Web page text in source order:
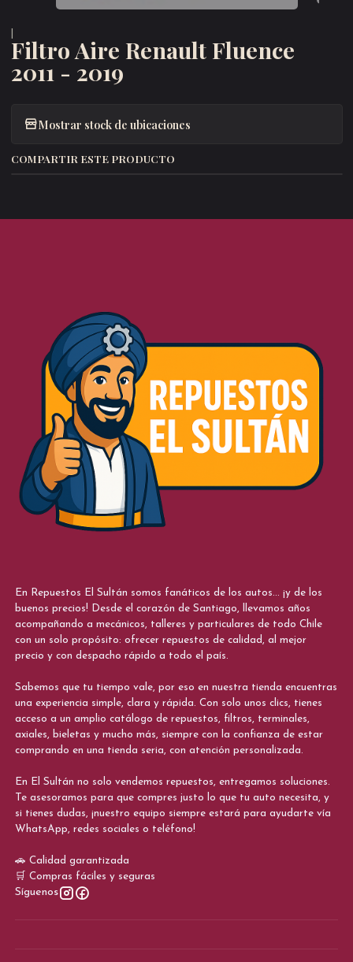
Filtro Aire Renault Fluence
2011 - 2019
Mostrar stock de ubicaciones
COMPARTIR ESTE PRODUCTO
En Repuestos El Sultán somos fanáticos de los autos... ¡y de los
buenos precios! Desde el corazón de Santiago, llevamos años
acompañando a mecánicos, talleres y particulares de todo Chile
con un solo propósito: ofrecer repuestos de calidad, al mejor
precio y con despacho rápido a todo el país.
Sabemos que tu tiempo vale, por eso en nuestra tienda encuentras
una experiencia simple, clara y rápida. Con solo unos clics, tienes
acceso a un amplio catálogo de repuestos, filtros, terminales,
axiales, bieletas y mucho más, siempre con la confianza de estar
comprando en una tienda seria, con atención personalizada.
En El Sultán no solo vendemos repuestos, entregamos soluciones.
Te asesoramos para que compres justo lo que tu auto necesita, y
si tienes dudas, ¡nuestro equipo siempre estará para ayudarte vía
WhatsApp, redes sociales o teléfono!
🚗 Calidad garantizada
🛒 Compras fáciles y seguras
Síguenos